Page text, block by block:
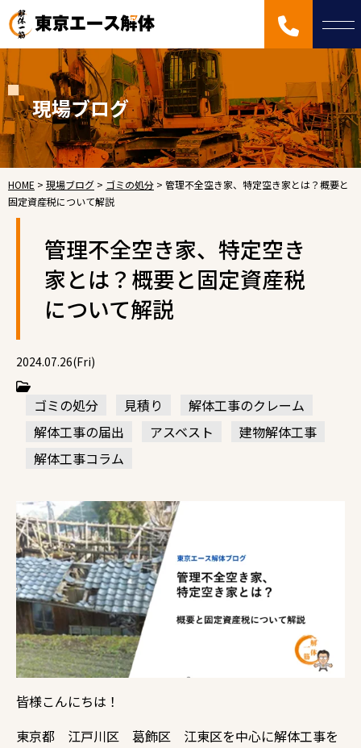
現場ブログ
HOME > 現場ブログ > ゴミの処分 > 管理不全空き家、特定空き家とは？概要と
固定資産税について解説
管理不全空き家、特定空き
家とは？概要と固定資産税
について解説
2024.07.26(Fri)
ゴミの処分 見積り
解体工事のクレーム
解体工事の届出
アスベスト
建物解体工事
解体工事コラム
皆様こんにちは！
東京都 江戸川区 葛飾区 江東区を中心に解体工事を